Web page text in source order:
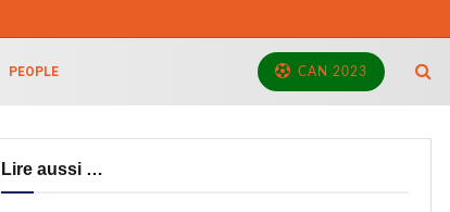
PEOPLE CAN 2023
Lire aussi …